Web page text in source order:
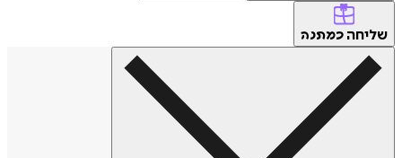
שליחה כמתנה